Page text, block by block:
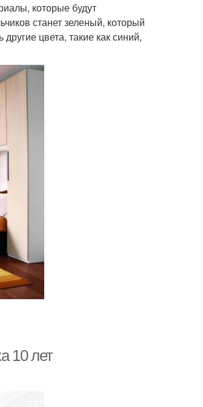
которые будут
станет зеленый, который
цвета, такие как синий,
10 лет